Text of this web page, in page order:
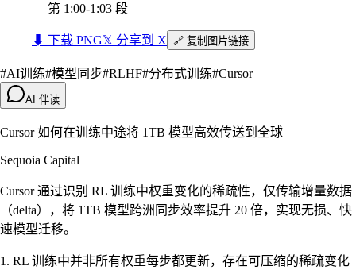
— 第 1:00-1:03 段
⬇︎ 下载 PNG𝕏 分享到 X 🔗 复制图片链接
#AI训练#模型同步#RLHF#分布式训练#Cursor
AI 伴读
Cursor 如何在训练中途将 1TB 模型高效传送到全球
Sequoia Capital
Cursor 通过识别 RL 训练中权重变化的稀疏性，仅传输增量数据
（delta），将 1TB 模型跨洲同步效率提升 20 倍，实现无损、快
速模型迁移。
1. RL 训练中并非所有权重每步都更新，存在可压缩的稀疏变化